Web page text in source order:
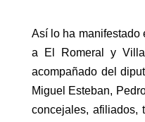
Así lo ha manifestado
a El Romeral y
acompañado del
Miguel Esteban,
concejales, afiliados,